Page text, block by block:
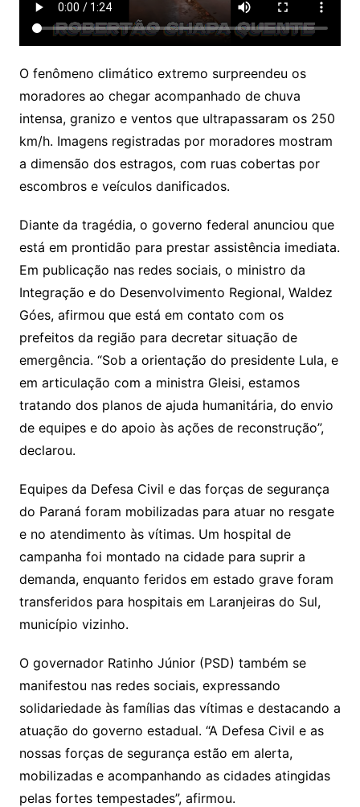
O fenômeno climático extremo surpreendeu os
moradores ao chegar acompanhado de chuva
intensa, granizo e ventos que ultrapassaram os 250
km/h. Imagens registradas por moradores mostram
a dimensão dos estragos, com ruas cobertas por
escombros e veículos danificados.
Diante da tragédia, o governo federal anunciou que
está em prontidão para prestar assistência imediata.
Em publicação nas redes sociais, o ministro da
Integração e do Desenvolvimento Regional, Waldez
Góes, afirmou que está em contato com os
prefeitos da região para decretar situação de
emergência. “Sob a orientação do presidente Lula, e
em articulação com a ministra Gleisi, estamos
tratando dos planos de ajuda humanitária, do envio
de equipes e do apoio às ações de reconstrução”,
declarou.
Equipes da Defesa Civil e das forças de segurança
do Paraná foram mobilizadas para atuar no resgate
e no atendimento às vítimas. Um hospital de
campanha foi montado na cidade para suprir a
demanda, enquanto feridos em estado grave foram
transferidos para hospitais em Laranjeiras do Sul,
município vizinho.
O governador Ratinho Júnior (PSD) também se
manifestou nas redes sociais, expressando
solidariedade às famílias das vítimas e destacando a
atuação do governo estadual. “A Defesa Civil e as
nossas forças de segurança estão em alerta,
mobilizadas e acompanhando as cidades atingidas
pelas fortes tempestades”, afirmou.